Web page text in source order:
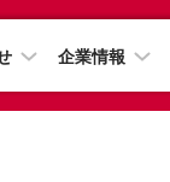
企業情報